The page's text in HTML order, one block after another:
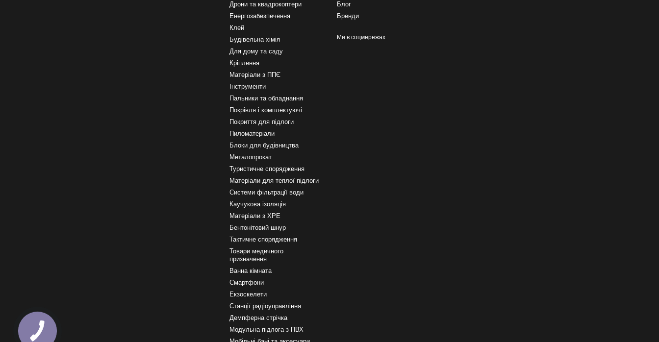
Дрони та квадрокоптери
Енергозабезпечення
Клей
Будівельна хімія
Для дому та саду
Кріплення
Матеріали з ППЄ
Інструменти
Пальники та обладнання
Покрівля і комплектуючі
Покриття для підлоги
Пиломатеріали
Блоки для будівництва
Металопрокат
Туристичне спорядження
Матеріали для теплої підлоги
Системи фільтрації води
Каучукова ізоляція
Матеріали з ХРЕ
Бентонітовий шнур
Тактичне спорядження
Товари медичного
призначення
Ванна кімната
Смартфони
Екзоскелети
Станції радіоуправління
Демпферна стрічка
Модульна підлога з ПВХ
Блог
Бренди
Ми в соцмережах